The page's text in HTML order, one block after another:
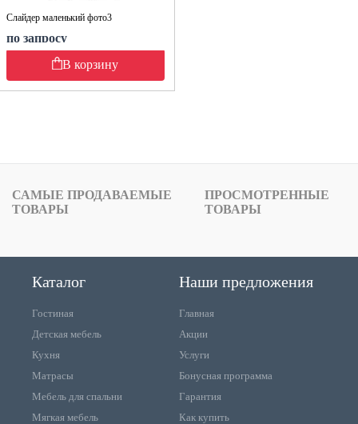
Слайдер маленький фото3
по запросу
В корзину
САМЫЕ ПРОДАВАЕМЫЕ
ТОВАРЫ
ПРОСМОТРЕННЫЕ
ТОВАРЫ
Каталог
Гостиная
Детская мебель
Кухня
Матрасы
Мебель для спальни
Мягкая мебель
Наши предложения
Главная
Акции
Услуги
Бонусная программа
Гарантия
Как купить